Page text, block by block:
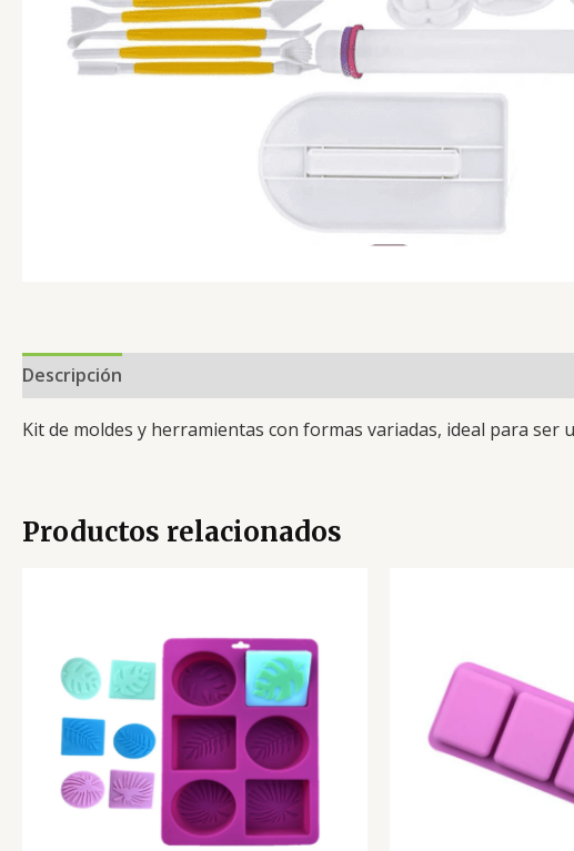
Descripción
Kit de moldes y herramientas con formas variadas, ideal para
Productos relacionados